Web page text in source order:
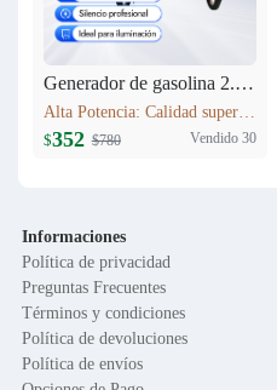
Generador de gasolina 2.2kVA EC2500CX
Alta Potencia: Calidad superior. Máxima Estabilidad: AVR, protege equipos. Bajo Consumo: Ahorro >10%. Bajo Ruido: Silenciador industrial. Versátil: Hogar/obras/exteriores. Portátil: Ligero, fácil transporte.
$352 $780 Vendido 30
Informaciones
Política de privacidad
Preguntas Frecuentes
Términos y condiciones
Política de devoluciones
Política de envíos